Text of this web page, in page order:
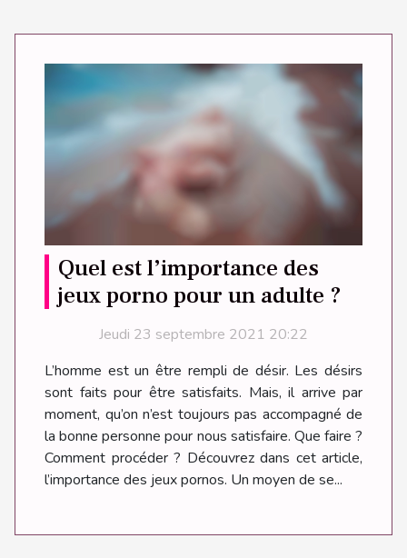
Quel est l’importance des
jeux porno pour un adulte ?
Jeudi 23 septembre 2021 20:22
L’homme est un être rempli de désir. Les désirs
sont faits pour être satisfaits. Mais, il arrive par
moment, qu’on n’est toujours pas accompagné de
la bonne personne pour nous satisfaire. Que faire ?
Comment procéder ? Découvrez dans cet article,
l’importance des jeux pornos. Un moyen de se...